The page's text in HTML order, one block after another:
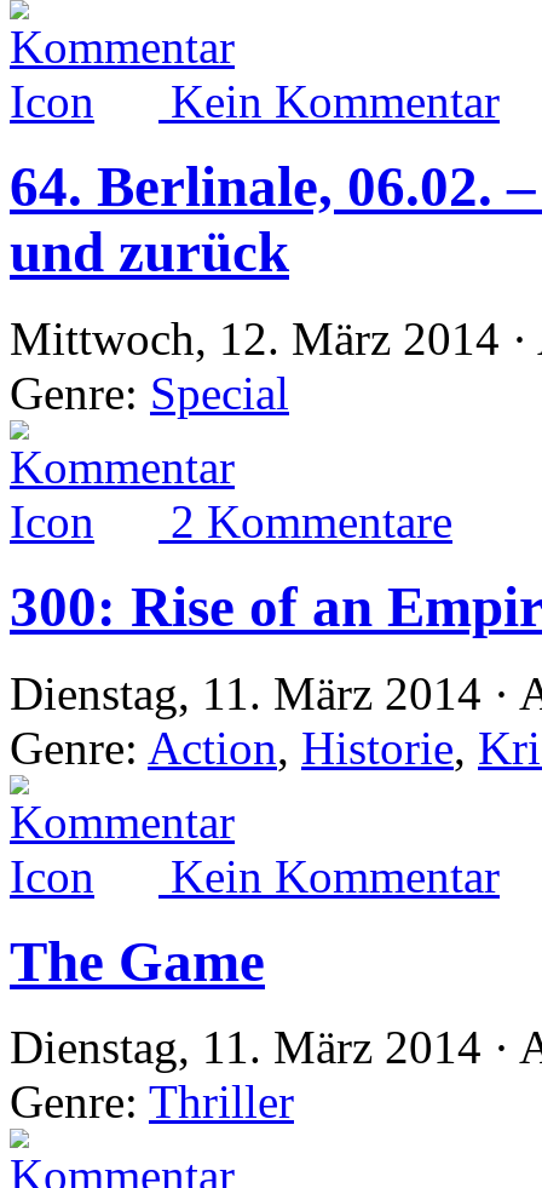
Kein Kommentar
64. Berlinale, 06.02.
und zurück
Mittwoch, 12. März 2014
Genre: Special
2 Kommentare
300: Rise of an
Dienstag, 11. März 2014 ·
Genre: Action, Historie,
Kein Kommentar
The Game
Dienstag, 11. März 2014 ·
Genre: Thriller